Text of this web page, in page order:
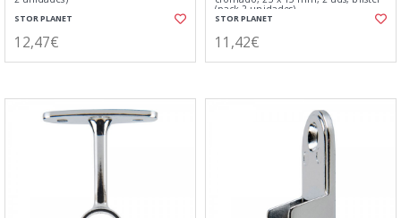
STOR PLANET
12,47€
(pack 2 unidades)
STOR PLANET
11,42€